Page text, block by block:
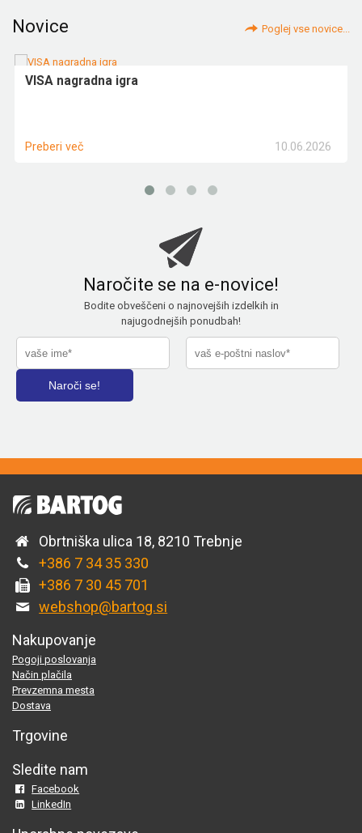
Novice Poglej vse novice...
VISA nagradna igra
10.06.2026
Preberi več
Naročite se na e-novice!
Bodite obveščeni o najnovejših izdelkih in
najugodnejših ponudbah!
Obrtniška ulica 18, 8210 Trebnje
+386 7 34 35 330
+386 7 30 45 701
webshop@bartog.si
Nakupovanje
Pogoji poslovanja
Način plačila
Prevzemna mesta
Dostava
Trgovine
Sledite nam
Facebook
LinkedIn